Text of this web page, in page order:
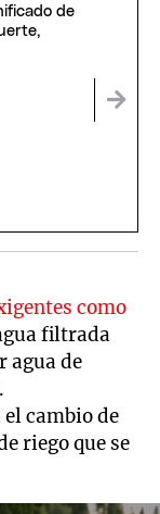
de
como
filtrada
agua de
cambio de
riego que se